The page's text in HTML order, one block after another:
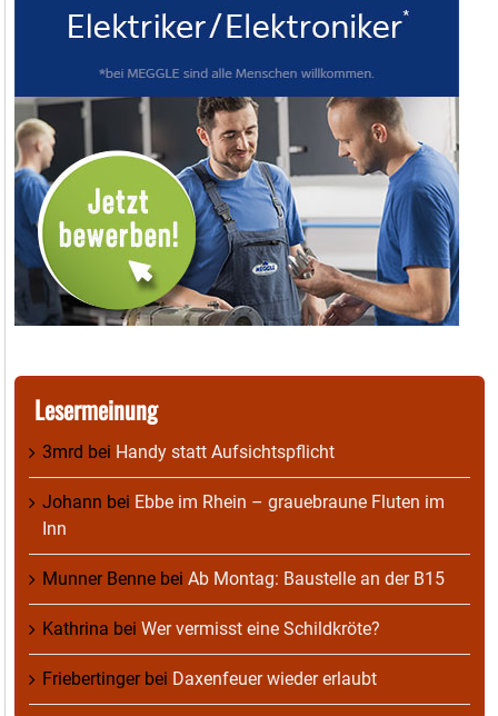
Lesermeinung
3mrd bei Handy statt Aufsichtspflicht
Johann bei Ebbe im Rhein – grauebraune Fluten im
Inn
Munner Benne bei Ab Montag: Baustelle an der B15
Kathrina bei Wer vermisst eine Schildkröte?
Friebertingerbei Daxenfeuer wieder erlaubt